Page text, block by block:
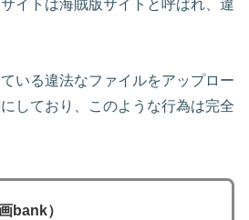
イトは海賊版サイトと呼ばれ、違
いる違法なファイルをアップロー
しており、このような行為は完全
bank）